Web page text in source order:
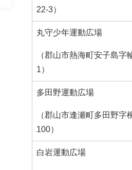
22-3）
丸守少年運動広場
（郡山市熱海町安子島字
1）
多田野運動広場
（郡山市逢瀬町多田野字
100）
白岩運動広場